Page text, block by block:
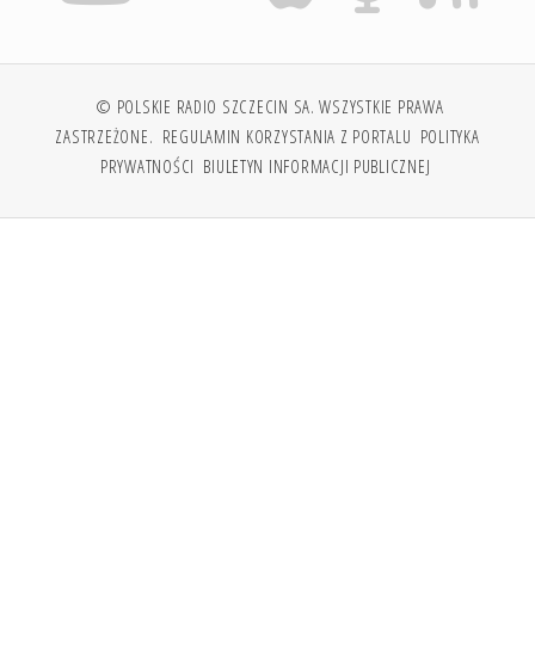
© POLSKIE RADIO SZCZECIN SA. WSZYSTKIE PRAWA
ZASTRZEŻONE. REGULAMIN KORZYSTANIA Z PORTALU POLITYKA
PRYWATNOŚCI BIULETYN INFORMACJI PUBLICZNEJ